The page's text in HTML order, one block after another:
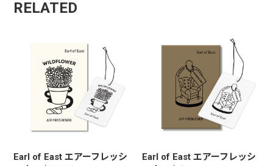
RELATED
Earl of East エアーフレッシ
Earl of East エアーフレッシ